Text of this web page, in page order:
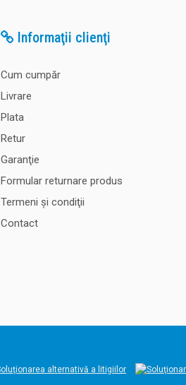
Informaţii clienţi
Cum cumpăr
Livrare
Plata
Retur
Garanţie
Formular returnare produs
Termeni şi condiţii
Contact